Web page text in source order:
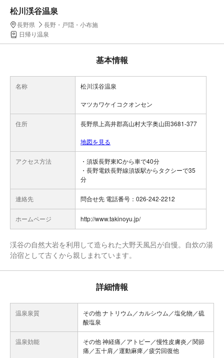
松川渓谷温泉
長野県
長野・戸隠・小布施
日帰り温泉
基本情報
名称 松川渓谷温泉
マツカワケイコクオンセン
住所 長野県上高井郡高山村大字奥山田3681-377
地図を見る
アクセス方法
・須坂長野東ICから車で40分
・長野電鉄長野線須坂駅からタクシーで35
分
連絡先 問合せ先 電話番号：026-242-2212
ホームページ http://www.takinoyu.jp/
渓谷の自然大岩を利用して造られた大野天風呂が自慢。自炊の湯
治宿として古くから親しまれています。
詳細情報
温泉泉質
その他 ナトリウム／カルシウム／塩化物／硫
酸塩泉
温泉効能
その他 神経痛／アトピー／慢性皮膚炎／関節
痛／五十肩／運動麻痺／疲労回復他